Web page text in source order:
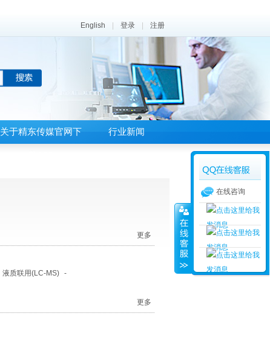
English 登录 注册
关于精东传媒官网下 行业新闻
更多
液质联用(LC-MS) -
更多
在线咨询